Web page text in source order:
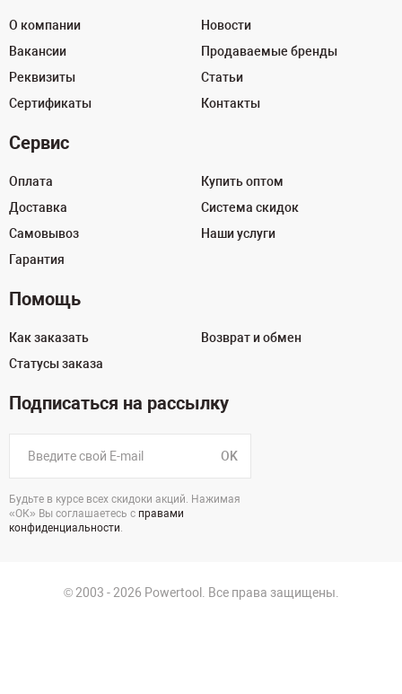
О компании
Вакансии
Реквизиты
Сертификаты
Новости
Продаваемые бренды
Статьи
Контакты
Сервис
Оплата
Доставка
Самовывоз
Гарантия
Купить оптом
Система скидок
Наши услуги
Помощь
Как заказать
Статусы заказа
Возврат и обмен
Подписаться на рассылку
OK
Будьте в курсе всех скидоки акций. Нажимая
«ОК» Вы соглашаетесь с правами
конфиденциальности.
© 2003 - 2026 Powertool. Все права защищены.